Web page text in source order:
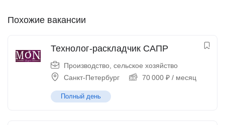
Похожие вакансии
Технолог-раскладчик САПР
Производство, сельское хозяйство
Санкт-Петербург
70 000 ₽ / месяц
Полный день